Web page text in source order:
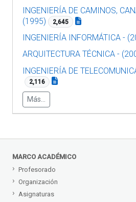
INGENIERÍA DE CAMINOS,
(1995)
2,645
INGENIERÍA INFORMÁTICA -
ARQUITECTURA TÉCNICA -
INGENIERÍA DE
2,116
Más...
MARCO ACADÉMICO
Profesorado
Organización
Asignaturas